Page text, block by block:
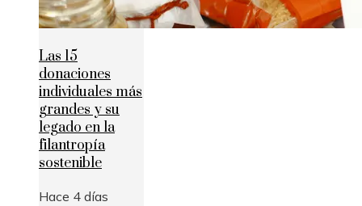
Las 15
donaciones
individuales más
grandes y su
legado en la
filantropía
sostenible
Hace 4 días